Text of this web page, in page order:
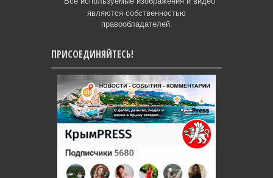
являются собственностью
правообладателей.
ПРИСОЕДИНЯЙТЕСЬ!